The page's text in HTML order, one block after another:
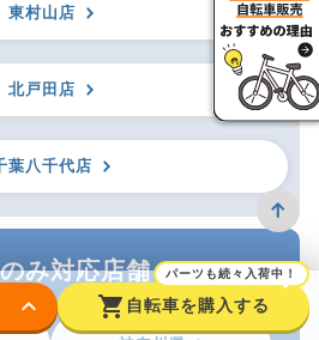
東村山店
北戸田店
葉八千代店
み対応店舗
keyboard_arrow_down shopping_cart
パーツも続々入荷中！
自転車を購入する